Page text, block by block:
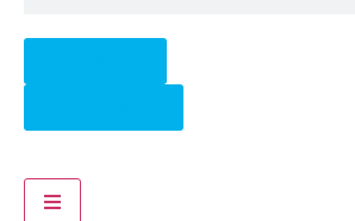
Hamburger Toggle Menu